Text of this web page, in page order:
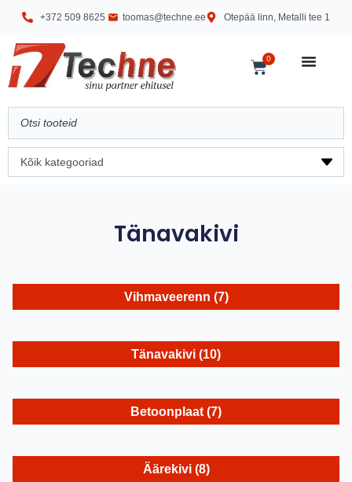
+372 509 8625 toomas@techne.ee Otepää linn, Metalli tee 1
0
Tänavakivi
Vihmaveerenn (7)
Tänavakivi (10)
Betoonplaat (7)
Äärekivi (8)